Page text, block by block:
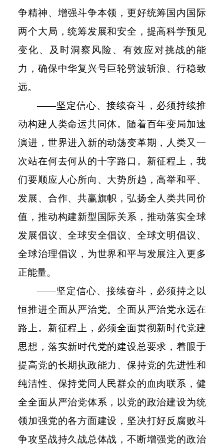
争精神、增强斗争本领，更好统筹国内国际
两个大局，统筹发展和安全，提高科学预见
变化、及时洞察风险、有效应对挑战的能
力，确保中华复兴号巨轮劈波斩浪、行稳致
远。
——坚定信心、接续奋斗，必须持续推
动构建人类命运共同体。随着百年变局加速
演进，世界进入新的动荡变革期，人类又一
次站在何去何从的十字路口。新征程上，我
们要顺应人心所向、大势所趋，高举和平、
发展、合作、共赢旗帜，弘扬全人类共同价
值，推动构建新型国际关系，推动落实全球
发展倡议、全球安全倡议、全球文明倡议、
全球治理倡议，为世界和平与发展注入更多
正能量。
——坚定信心、接续奋斗，必须持之以
恒推进全面从严治党。全面从严治党永远在
路上。新征程上，必须全面贯彻新时代党建
思想，落实新时代党的建设总要求，着眼于
提高党的长期执政能力、保持党的先进性和
纯洁性、保持党同人民群众的血肉联系，健
全全面从严治党体系，以党的政治建设为统
领加强党的各方面建设，坚决打好反腐败斗
争攻坚战持久战总体战，不断增强党的政治